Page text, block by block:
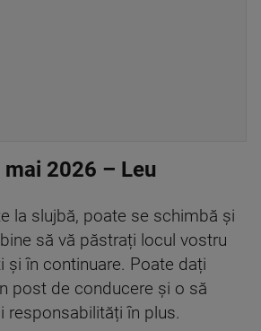
2026 – Leu
la slujbă, poate se schimbă și
să vă păstrați locul vostru
și în continuare. Poate dați
post de conducere și o să
responsabilități în plus.